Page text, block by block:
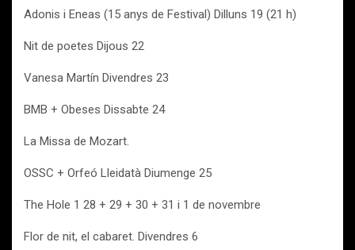
Adonis i Eneas (15 anys de Festival) Dilluns 19 (21 h)
Nit de poetes Dijous 22
Vanesa Martín Divendres 23
BMB + Obeses Dissabte 24
La Missa de Mozart.
OSSC + Orfeó Lleidatà Diumenge 25
The Hole 1 28 + 29 + 30 + 31 i 1 de novembre
Flor de nit, el cabaret. Divendres 6